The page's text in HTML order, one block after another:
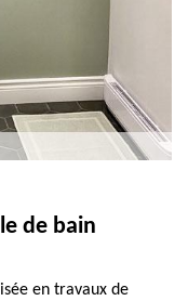
de bain
en travaux de